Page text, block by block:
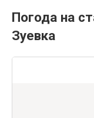
Погода на
Зуевка